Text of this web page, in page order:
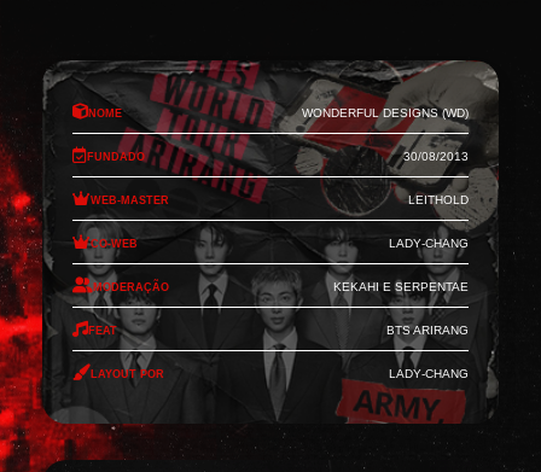
Nome Wonderful Designs (WD)
Fundado 30/08/2013
Web-Master Leithold
Co-Web Lady-Chang
Moderação Kekahi e Serpentae
Feat BTS Arirang
Layout por Lady-Chang